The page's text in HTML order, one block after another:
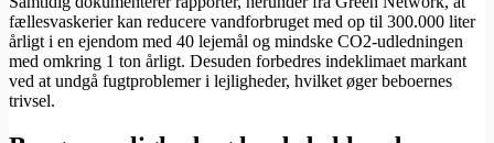
fællesvaskerier kan reducere vandforbruget med op til 300.000 liter
årligt i en ejendom med 40 lejemål og mindske CO2-udledningen
med omkring 1 ton årligt. Desuden forbedres indeklimaet markant
ved at undgå fugtproblemer i lejligheder, hvilket øger beboernes
trivsel.